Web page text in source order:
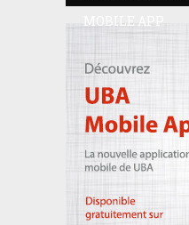
MOBILE APP